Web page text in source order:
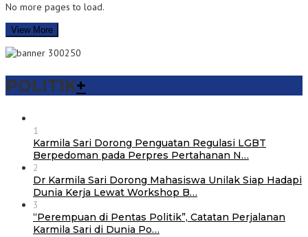
No more pages to load.
View More
POLITIK+
1
Karmila Sari Dorong Penguatan Regulasi LGBT
Berpedoman pada Perpres Pertahanan N…
2
Dr Karmila Sari Dorong Mahasiswa Unilak Siap Hadapi
Dunia Kerja Lewat Workshop B…
3
“Perempuan di Pentas Politik”, Catatan Perjalanan
Karmila Sari di Dunia Po…